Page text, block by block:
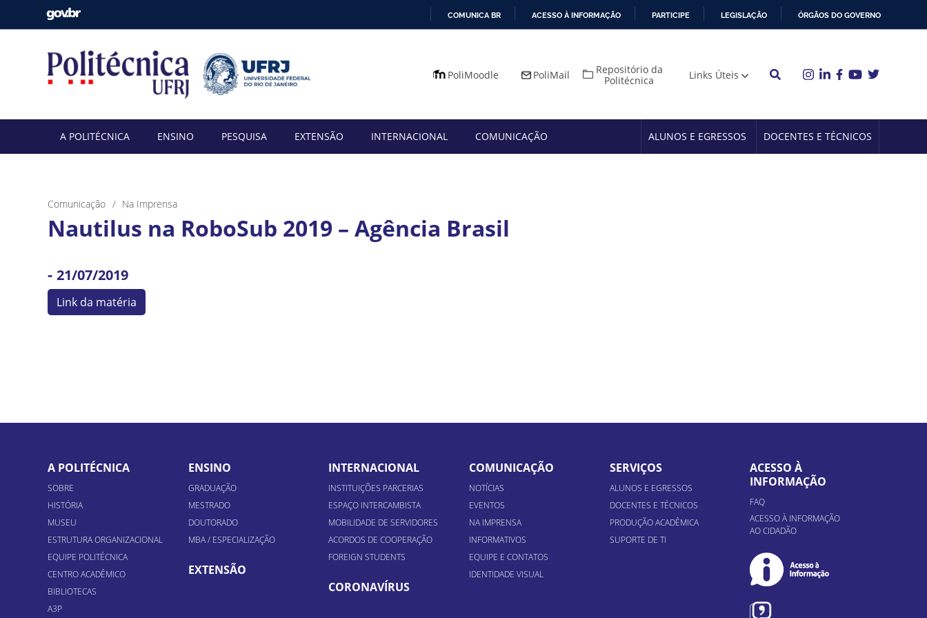
O
COMUNICA BR ACESSO À INFORMAÇÃO PARTICIPE LEGISLAÇÃO ÓRGÃOS DO GOVERNO
PoliMoodle PoliMail
Repositório da
Politécnica
Links Úteis
A POLITÉCNICA ENSINO PESQUISA EXTENSÃO INTERNACIONAL COMUNICAÇÃO ALUNOS E EGRESSOS DOCENTES E TÉCNICOS
Comunicação Na Imprensa
Nautilus na RoboSub 2019 – Agência Brasil
- 21/07/2019
Link da matéria
A POLITÉCNICA
SOBRE
HISTÓRIA
MUSEU
ESTRUTURA ORGANIZACIONAL
EQUIPE POLITÉCNICA
CENTRO ACADÊMICO
BIBLIOTECAS
A3P
ENSINO
GRADUAÇÃO
MESTRADO
DOUTORADO
MBA / ESPECIALIZAÇÃO
EXTENSÃO
INTERNACIONAL
INSTITUIÇÕES PARCERIAS
ESPAÇO INTERCAMBISTA
MOBILIDADE DE SERVIDORES
ACORDOS DE COOPERAÇÃO
FOREIGN STUDENTS
CORONAVÍRUS
COMUNICAÇÃO
NOTÍCIAS
EVENTOS
NA IMPRENSA
INFORMATIVOS
EQUIPE E CONTATOS
IDENTIDADE VISUAL
SERVIÇOS
ALUNOS E EGRESSOS
DOCENTES E TÉCNICOS
PRODUÇÃO ACADÊMICA
SUPORTE DE TI
ACESSO À
INFORMAÇÃO
FAQ
ACESSO À INFORMAÇÃO
AO CIDADÃO